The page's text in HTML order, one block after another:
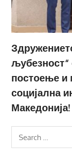
љубезност“
постоење и
социјална
Македонија!